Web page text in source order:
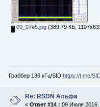
09_07#5.jpg(389.79 КБ,
Граббер 136 кГц/SID https://t.me/
Re: RSDN Альфа
« Ответ #14 : 09 Июля 2016,